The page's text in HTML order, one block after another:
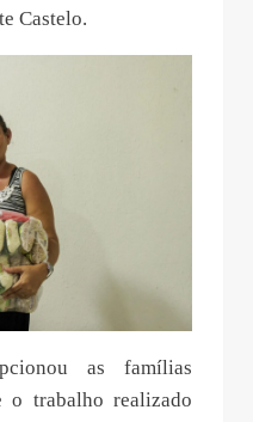
Castelo.
as famílias
o trabalho realizado